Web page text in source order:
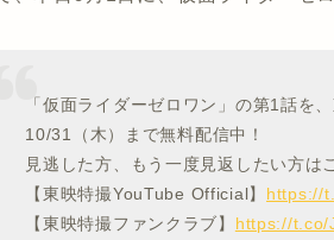
「仮面ライダーゼロワン」の第1話を
10/31（木）まで無料配信中！
見逃した方、もう一度見返したい方は
【東映特撮YouTube Official】 https://
【東映特撮ファンクラブ】 https://t.co/